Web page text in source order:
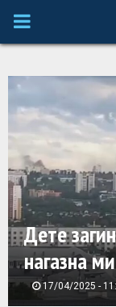
P
I
M
A
R
Y
Дете
нагазна
17/04/2025 -